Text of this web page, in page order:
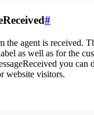
#
the agent is received.
as well as for the
you can
website visitors.